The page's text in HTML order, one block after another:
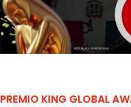
PREMIO KING GLOBAL